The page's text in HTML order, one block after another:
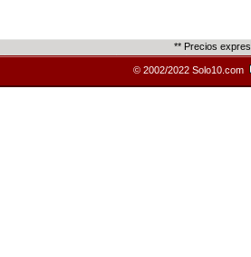
** Precios
© 2002/2022 Solo10.com